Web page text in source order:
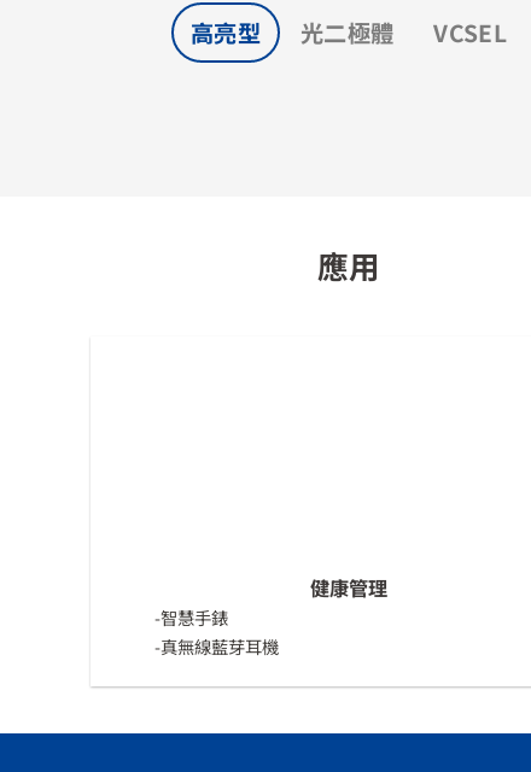
高亮型 光二極體 VCSEL
應用
健康管理
-智慧手錶
-真無線藍芽耳機